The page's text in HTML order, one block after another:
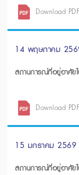
Download PDF
14 พฤษภาคม
สถานการณ์ที่อยู่อาศัย
Download PDF
15 มกราคม 2569
สถานการณ์ที่อยู่อาศัย